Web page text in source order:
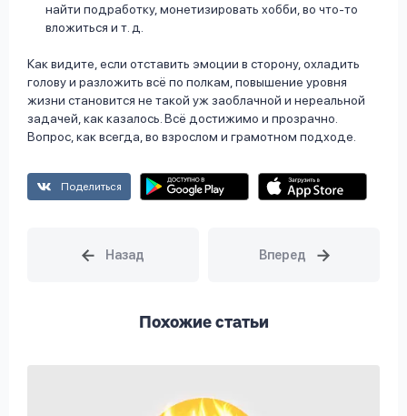
найти подработку, монетизировать хобби, во что-то
вложиться и т. д.
Как видите, если отставить эмоции в сторону, охладить
голову и разложить всё по полкам, повышение уровня
жизни становится не такой уж заоблачной и нереальной
задачей, как казалось. Всё достижимо и прозрачно.
Вопрос, как всегда, во взрослом и грамотном подходе.
Поделиться
Похожие статьи